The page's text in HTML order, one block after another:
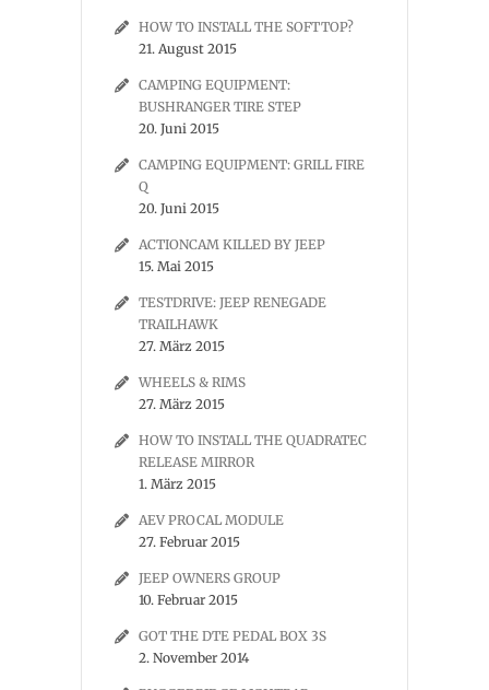
HOW TO INSTALL THE SOFTTOP?
21. August 2015
CAMPING EQUIPMENT:
BUSHRANGER TIRE STEP
20. Juni 2015
CAMPING EQUIPMENT: GRILL FIRE
Q
20. Juni 2015
ACTIONCAM KILLED BY JEEP
15. Mai 2015
TESTDRIVE: JEEP RENEGADE
TRAILHAWK
27. März 2015
WHEELS & RIMS
27. März 2015
HOW TO INSTALL THE QUADRATEC
RELEASE MIRROR
1. März 2015
AEV PROCAL MODULE
27. Februar 2015
JEEP OWNERS GROUP
10. Februar 2015
GOT THE DTE PEDAL BOX 3S
2. November 2014